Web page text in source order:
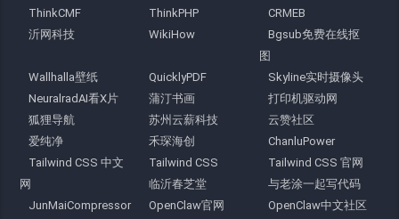
ThinkCMF
ThinkPHP
CRMEB
沂网科技
WikiHow
Bgsub免费在线抠
图
Wallhalla壁纸
QuicklyPDF
Skyline实时摄像头
NeuralradAI看X片
蒲汀书画
打印机驱动网
狐狸导航
苏州云薪科技
云赞社区
爱纯净
禾琛海创
ChanluPower
Tailwind CSS 中文
网
Tailwind CSS
Tailwind CSS 官网
临沂春芝堂
与老涂一起写代码
JunMaiCompressor
OpenClaw官网
OpenClaw中文社区